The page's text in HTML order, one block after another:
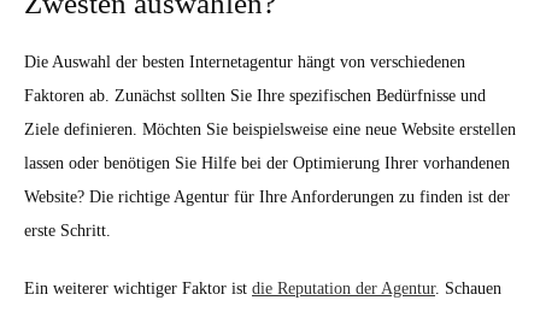
Die Auswahl der besten Internetagentur hängt von verschiedenen
Faktoren ab. Zunächst sollten Sie Ihre spezifischen Bedürfnisse und
Ziele definieren. Möchten Sie beispielsweise eine neue Website erstellen
lassen oder benötigen Sie Hilfe bei der Optimierung Ihrer vorhandenen
Website? Die richtige Agentur für Ihre Anforderungen zu finden ist der
erste Schritt.
Ein weiterer wichtiger Faktor ist die Reputation der Agentur. Schauen